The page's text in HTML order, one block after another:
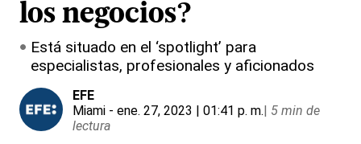
los negocios?
Está situado en el ‘spotlight’ para
especialistas, profesionales y aficionados
EFE
Miami - ene. 27, 2023 | 01:41 p. m.| 5 min de
lectura